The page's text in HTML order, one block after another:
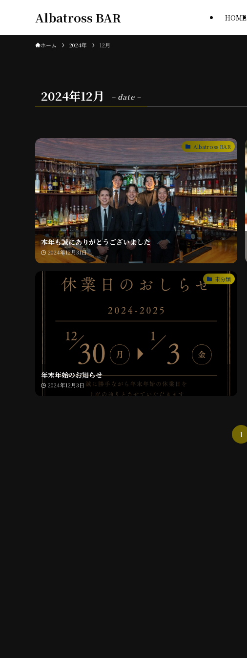
Albatross BAR HOME
ホーム 2024年 12月
2024年12月 – date –
Albatross BAR
本年も誠にありがとうございました
2024年12月31日
未分類
年末年始のお知らせ
2024年12月3日
1